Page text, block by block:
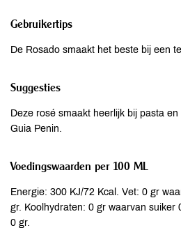
Gebruikertips
De Rosado smaakt het beste bij een
Suggesties
Deze rosé smaakt heerlijk bij pasta
Guia Penin.
Voedingswaarden per 100 ML
Energie: 300 KJ/72 Kcal. Vet: 0 gr
gr. Koolhydraten: 0 gr waarvan suiker
0 gr.